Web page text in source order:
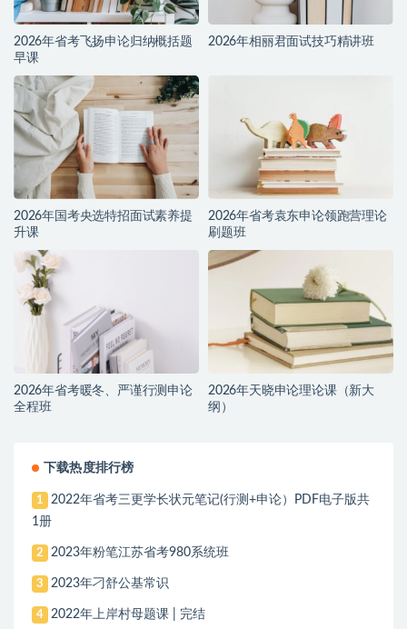
2026年省考飞扬申论归纳概括题
早课
2026年相丽君面试技巧精讲班
2026年国考央选特招面试素养提
升课
2026年省考袁东申论领跑营理论
刷题班
2026年省考暖冬、严谨行测申论
全程班
2026年天晓申论理论课（新大
纲）
下载热度排行榜
1
2022年省考三更学长状元笔记(行测+申论）PDF电子版共
1册
2 2023年粉笔江苏省考980系统班
3 2023年刁舒公基常识
4 2022年上岸村母题课 | 完结